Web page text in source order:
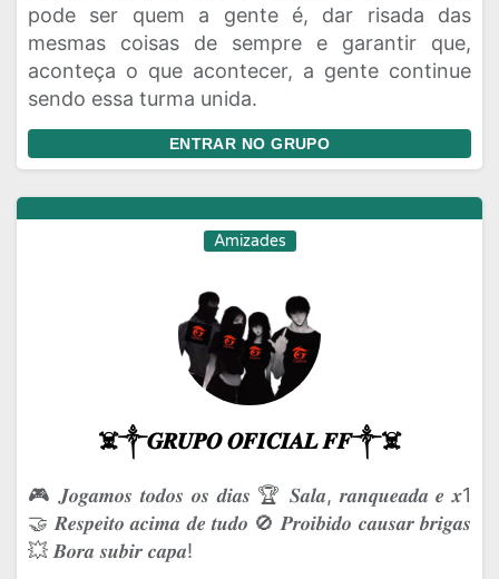
pode ser quem a gente é, dar risada das
mesmas coisas de sempre e garantir que,
aconteça o que acontecer, a gente continue
sendo essa turma unida.
ENTRAR NO GRUPO
Amizades
☠️༒𝑮𝑹𝑼𝑷𝑶 𝑶𝑭𝑰𝑪𝑰𝑨𝑳 𝑭𝑭༒☠️
🎮 𝑱𝒐𝒈𝒂𝒎𝒐𝒔 𝒕𝒐𝒅𝒐𝒔 𝒐𝒔 𝒅𝒊𝒂𝒔 🏆 𝑺𝒂𝒍𝒂, 𝒓𝒂𝒏𝒒𝒖𝒆𝒂𝒅𝒂 𝒆 𝒙1
🤝 𝑹𝒆𝒔𝒑𝒆𝒊𝒕𝒐 𝒂𝒄𝒊𝒎𝒂 𝒅𝒆 𝒕𝒖𝒅𝒐 🚫 𝑷𝒓𝒐𝒊𝒃𝒊𝒅𝒐 𝒄𝒂𝒖𝒔𝒂𝒓 𝒃𝒓𝒊𝒈𝒂𝒔
💥 𝑩𝒐𝒓𝒂 𝒔𝒖𝒃𝒊𝒓 𝒄𝒂𝒑𝒂!